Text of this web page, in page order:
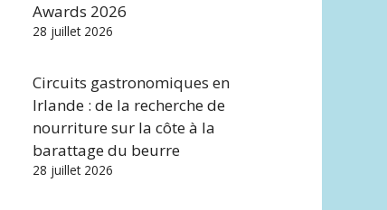
Awards 2026
28 juillet 2026
Circuits gastronomiques en
Irlande : de la recherche de
nourriture sur la côte à la
barattage du beurre
28 juillet 2026